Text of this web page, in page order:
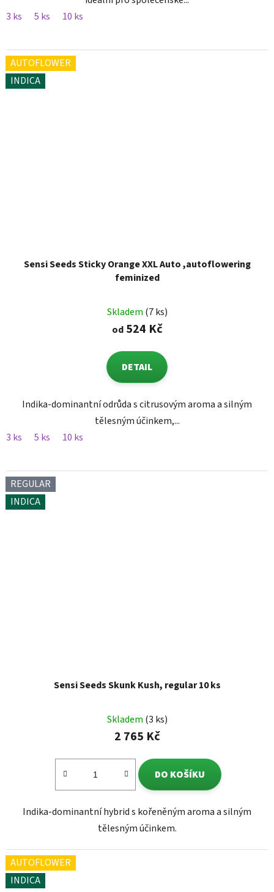
3 ks
5 ks 10 ks
AUTOFLOWER
INDICA
Sensi Seeds Sticky Orange XXL Auto ,autoflowering
feminized
Skladem (7 ks)
od524 Kč
DETAIL
Indika-dominantní odrůda s citrusovým aroma a silným
tělesným účinkem,...
3 ks
5 ks 10 ks
REGULAR
INDICA
Sensi Seeds Skunk Kush, regular 10 ks
Skladem (3 ks)
2 765 Kč
DO KOŠÍKU
Indika-dominantní hybrid s kořeněným aroma a silným
tělesným účinkem.
AUTOFLOWER
INDICA